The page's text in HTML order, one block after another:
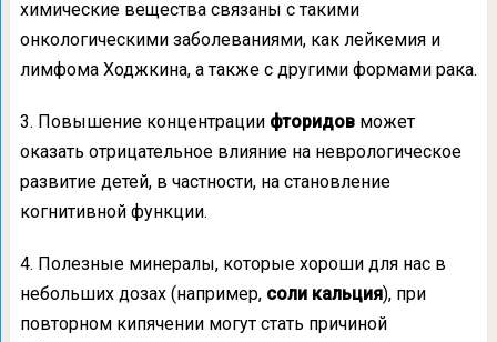
химические вещества связаны с такими
онкологическими заболеваниями, как лейкемия и
лимфома Ходжкина, а также с другими формами рака.
3. Повышение концентрации фторидовможет
оказать отрицательное влияние на неврологическое
развитие детей, в частности, на становление
когнитивной функции.
4. Полезные минералы, которые хороши для нас в
небольших дозах (например, соли кальция), при
повторном кипячении могут стать причиной